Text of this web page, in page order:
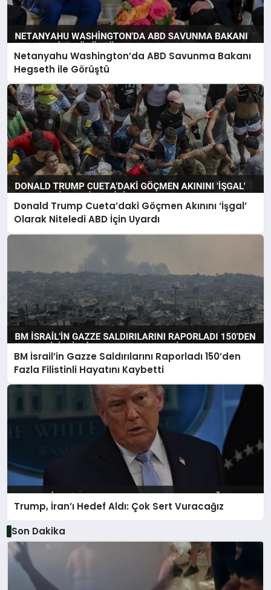
Netanyahu Washington’da ABD Savunma Bakanı
Hegseth ile Görüştü
Donald Trump Cueta’daki Göçmen Akınını ‘İşgal’
Olarak Niteledi ABD İçin Uyardı
BM İsrail’in Gazze Saldırılarını Raporladı 150’den
Fazla Filistinli Hayatını Kaybetti
Trump, İran’ı Hedef Aldı: Çok Sert Vuracağız
Son Dakika